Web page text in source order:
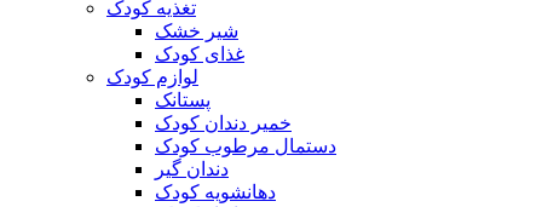
تغذیه کودک
شیر خشک
غذای کودک
لوازم کودک
پستانک
خمیر دندان کودک
دستمال مرطوب کودک
دندان گیر
دهانشویه کودک